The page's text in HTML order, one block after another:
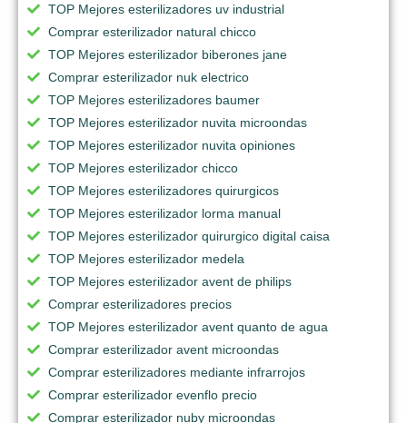
TOP Mejores esterilizadores uv industrial
Comprar esterilizador natural chicco
TOP Mejores esterilizador biberones jane
Comprar esterilizador nuk electrico
TOP Mejores esterilizadores baumer
TOP Mejores esterilizador nuvita microondas
TOP Mejores esterilizador nuvita opiniones
TOP Mejores esterilizador chicco
TOP Mejores esterilizadores quirurgicos
TOP Mejores esterilizador lorma manual
TOP Mejores esterilizador quirurgico digital caisa
TOP Mejores esterilizador medela
TOP Mejores esterilizador avent de philips
Comprar esterilizadores precios
TOP Mejores esterilizador avent quanto de agua
Comprar esterilizador avent microondas
Comprar esterilizadores mediante infrarrojos
Comprar esterilizador evenflo precio
Comprar esterilizador nuby microondas